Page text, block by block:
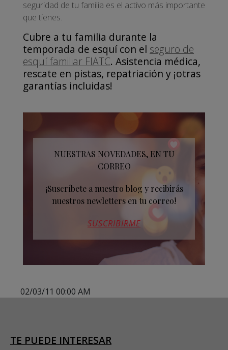
seguridad de tu familia es el activo más importante
que tienes.
Cubre a tu familia durante la
temporada de esquí con el seguro de
esquí familiar FIATC. Asistencia médica,
rescate en pistas, repatriación y ¡otras
garantías incluidas!
NUESTRAS NOVEDADES, EN TU
CORREO
¡Suscríbete a nuestro blog y recibirás
nuestros newletters en tu correo!
SUSCRIBIRME
02/03/11 00:00 AM
TE PUEDE INTERESAR